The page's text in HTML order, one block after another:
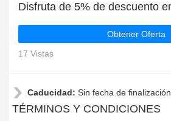
Obtener Oferta
17 Vistas
Caducidad: Sin fecha de finalización
TÉRMINOS Y CONDICIONES